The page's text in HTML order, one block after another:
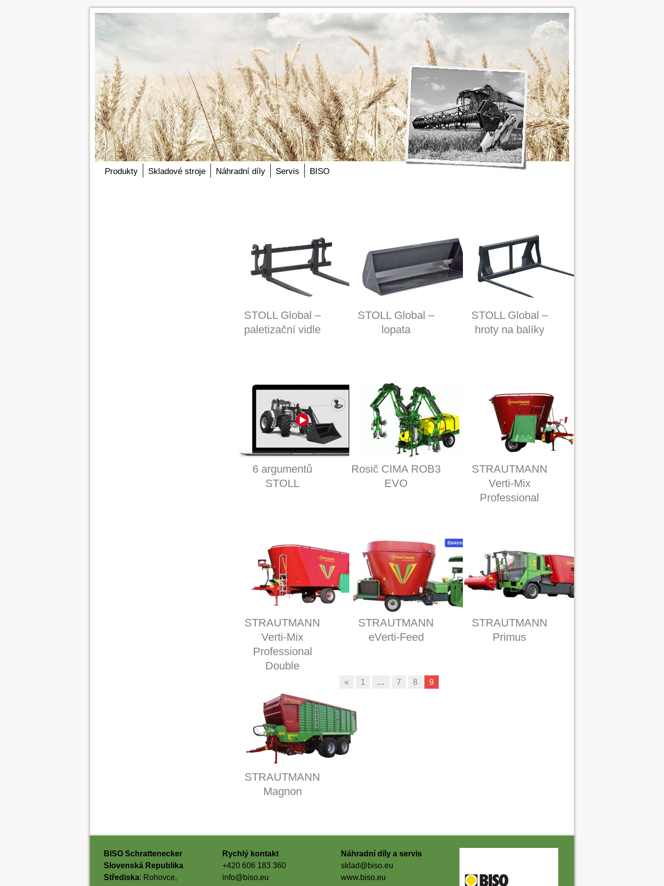
Produkty Skladové stroje Náhradní díly Servis BISO
STOLL Global –
paletizační vidle
STOLL Global –
lopata
STOLL Global –
hroty na balíky
6 argumentů
STOLL
Rosič CIMA ROB3
EVO
STRAUTMANN
Verti-Mix
Professional
STRAUTMANN
Verti-Mix
Professional
Double
STRAUTMANN
eVerti-Feed
STRAUTMANN
Primus
STRAUTMANN
Magnon
« 1 … 7 8 9
BISO Schrattenecker
Slovenská Republika
Střediska: Rohovce,
Rychlý kontakt
+420 606 183 360
info@biso.eu
Náhradní díly a servis
sklad@biso.eu
www.biso.eu